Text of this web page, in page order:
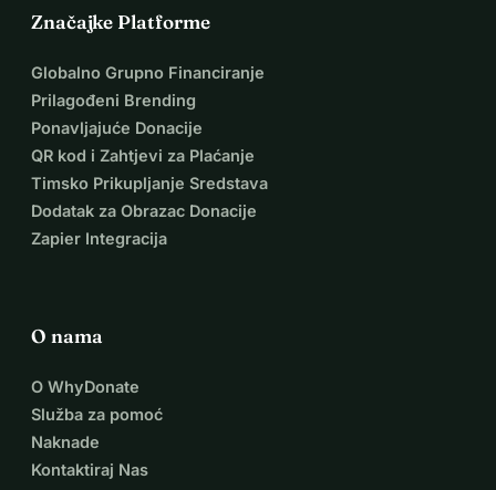
Značajke Platforme
Globalno Grupno Financiranje
Prilagođeni Brending
Ponavljajuće Donacije
QR kod i Zahtjevi za Plaćanje
Timsko Prikupljanje Sredstava
Dodatak za Obrazac Donacije
Zapier Integracija
O nama
O WhyDonate
Služba za pomoć
Naknade
Kontaktiraj Nas